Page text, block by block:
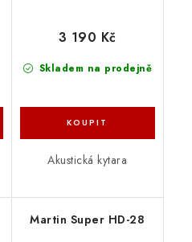
Skladem na prodejně
3 190 Kč
Akustická kytara
Martin Super HD-28